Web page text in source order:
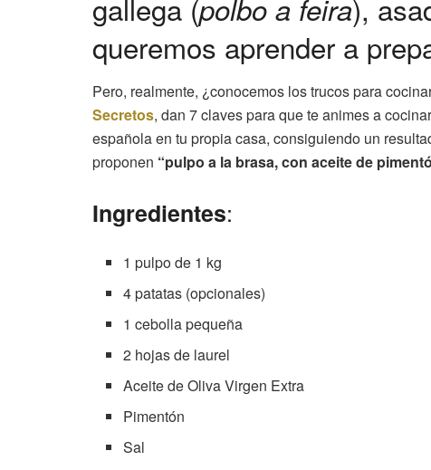
gallega (polbo a feira),
queremos aprender a
Pero, realmente, ¿conocemos los trucos para
Secretos, dan 7 claves para que te animes a
española en tu propia casa, consiguiendo un
proponen “pulpo a la brasa, con aceite de
Ingredientes:
1 pulpo de 1 kg
4 patatas (opcionales)
1 cebolla pequeña
2 hojas de laurel
Aceite de Oliva Virgen Extra
Pimentón
Sal